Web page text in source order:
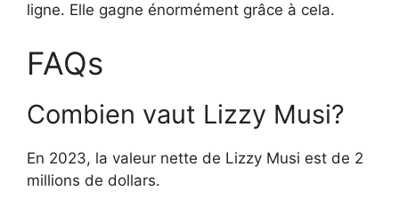
ligne. Elle gagne énormément grâce à cela.
FAQs
Combien vaut Lizzy Musi?
En 2023, la valeur nette de Lizzy Musi est de 2
millions de dollars.